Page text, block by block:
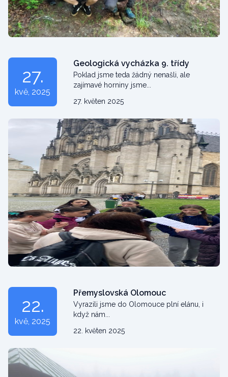
27.
kvě, 2025
Geologická vycházka 9. třídy
Poklad jsme teda žádný nenašli, ale
zajímavé horniny jsme...
27. květen 2025
22.
kvě, 2025
Přemyslovská Olomouc
Vyrazili jsme do Olomouce plní elánu, i
když nám...
22. květen 2025